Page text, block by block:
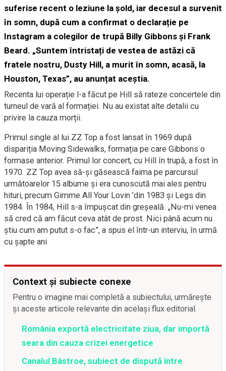
suferise recent o leziune la șold, iar decesul a survenit
în somn, după cum a confirmat o declarație pe
Instagram a colegilor de trupă Billy Gibbons și Frank
Beard. „Suntem întristați de vestea de astăzi că
fratele nostru, Dusty Hill, a murit în somn, acasă, la
Houston, Texas”, au anunțat aceștia.
Recenta lui operație l-a făcut pe Hill să rateze concertele din
turneul de vară al formației. Nu au existat alte detalii cu
privire la cauza morții.
Primul single al lui ZZ Top a fost lansat în 1969 după
dispariția Moving Sidewalks, formația pe care Gibbons o
formase anterior. Primul lor concert, cu Hill în trupă, a fost în
1970. ZZ Top avea să-și găsească faima pe parcursul
următoarelor 15 albume și era cunoscută mai ales pentru
hituri, precum Gimme All Your Lovin ’din 1983 și Legs din
1984. În 1984, Hill s-a împușcat din greșeală. „Nu-mi venea
să cred că am făcut ceva atât de prost. Nici până acum nu
știu cum am putut s-o fac”, a spus el într-un interviu, în urmă
cu șapte ani
Context și subiecte conexe
Pentru o imagine mai completă a subiectului, urmărește
și aceste articole relevante din același flux editorial.
România exportă electricitate ziua, dar importă
seara din cauza crizei energetice
Canalul Bâstroe, subiect de dispută între